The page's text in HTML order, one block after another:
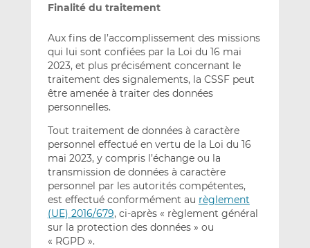
Finalité du traitement
Aux fins de l’accomplissement des missions
qui lui sont confiées par la Loi du 16 mai
2023, et plus précisément concernant le
traitement des signalements, la CSSF peut
être amenée à traiter des données
personnelles.
Tout traitement de données à caractère
personnel effectué en vertu de la Loi du 16
mai 2023, y compris l’échange ou la
transmission de données à caractère
personnel par les autorités compétentes,
est effectué conformément au règlement
(UE) 2016/679, ci-après « règlement général
sur la protection des données » ou
« RGPD ».